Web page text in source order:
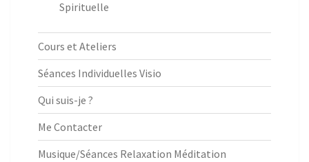
Spirituelle
Cours et Ateliers
Séances Individuelles Visio
Qui suis-je ?
Me Contacter
Musique/Séances Relaxation Méditation